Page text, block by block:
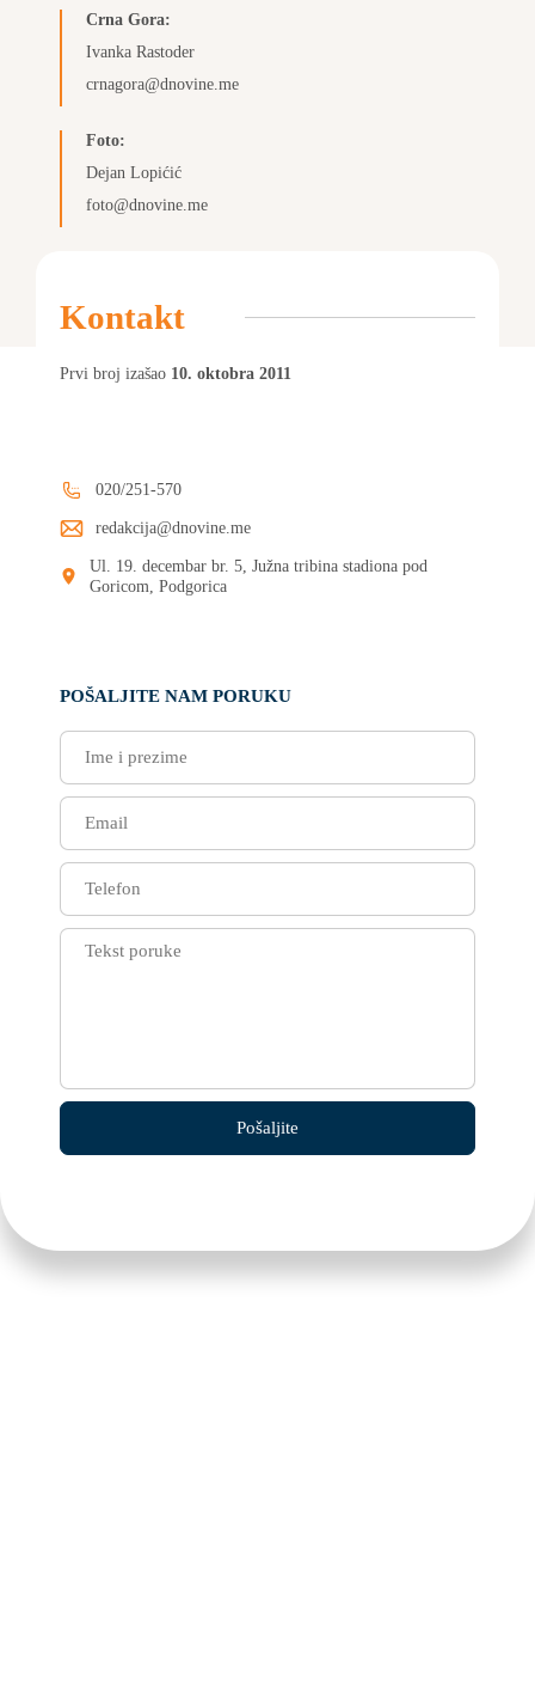
Crna Gora:
Ivanka Rastoder
crnagora@dnovine.me
Foto:
Dejan Lopićić
foto@dnovine.me
Kontakt
Prvi broj izašao 10. oktobra 2011
020/251-570
redakcija@dnovine.me
Ul. 19. decembar br. 5, Južna tribina stadiona pod
Goricom, Podgorica
POŠALJITE NAM PORUKU
Pošaljite